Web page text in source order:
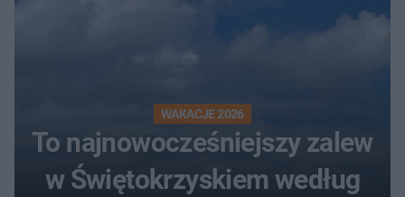
WAKACJE 2026
To najnowocześniejszy zalew
w Świętokrzyskiem według